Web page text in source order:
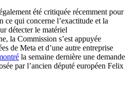
été critiquée récemment pour
ce qui concerne l’exactitude et la
détecter le matériel
la Commission s’est appuyée
de Meta et d’une autre entreprise
la semaine dernière une demande
par l’ancien député européen Felix